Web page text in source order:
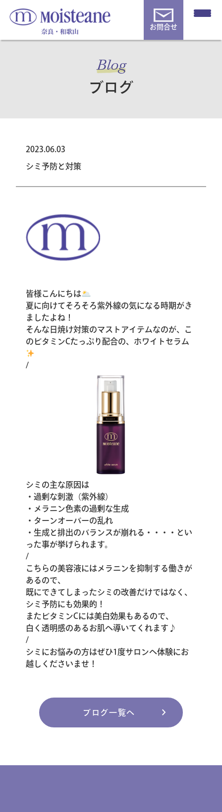
お問合せ
Blog
ブログ
2023.06.03
シミ予防と対策
皆様こんにちは🌥
夏に向けてそろそろ紫外線の気になる時期がき
ましたよね！
そんな日焼け対策のマストアイテムなのが、こ
のビタミンCたっぷり配合の、ホワイトセラム
/
シミの主な原因は
・過剰な刺激（紫外線）
・メラニン色素の過剰な生成
・ターンオーバーの乱れ
・生成と排出のバランスが崩れる・・・・とい
った事が挙げられます。
/
こちらの美容液にはメラニンを抑制する働きが
あるので、
既にできてしまったシミの改善だけではなく、
シミ予防にも効果的！
またビタミンCには美白効果もあるので、
白く透明感のあるお肌へ導いてくれます♪
/
シミにお悩みの方はぜひ1度サロンへ体験にお
越しくださいませ！
ブログ一覧へ chevron_right